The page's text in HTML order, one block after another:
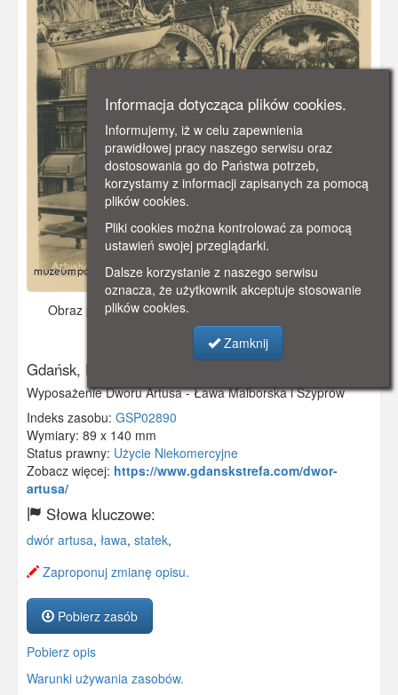
Obraz pochodzi zok. 1930 r.
Wyświetlono: 2947
Gdańsk, Dwór Artusa
Wyposażenie Dworu Artusa - Ława Malborska i Szyprów
Indeks zasobu: GSP02890
Wymiary: 89 x 140 mm
Status prawny: Użycie Niekomercyjne
Zobacz więcej: https://www.gdanskstrefa.com/dwor-
artusa/
Słowa kluczowe:
dwór artusa, ława, statek,
Zaproponuj zmianę opisu.
Pobierz zasób
Pobierz opis
Warunki używania zasobów.
Informacja dotycząca plików cookies.
Informujemy, iż w celu zapewnienia
prawidłowej pracy naszego serwisu oraz
dostosowania go do Państwa potrzeb,
korzystamy z informacji zapisanych za pomocą
plików cookies.
Pliki cookies można kontrolować za pomocą
ustawień swojej przeglądarki.
Dalsze korzystanie z naszego serwisu
oznacza, że użytkownik akceptuje stosowanie
plików cookies.
Zamknij